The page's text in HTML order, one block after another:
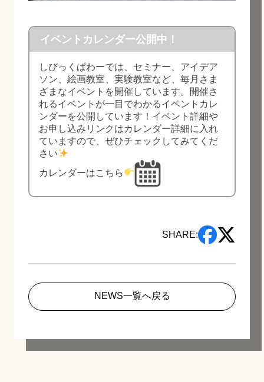
イベントカレンダー公開中！
しびっくぱわーでは、セミナー、アイデア
ソン、絵画教室、実験教室など、毎月さま
ざまなイベントを開催しています。開催さ
れるイベントが一目でわかるイベントカレ
ンダーを公開しています！イベント詳細や
お申し込みリンクはカレンダー詳細に入れ
ていますので、ぜひチェックしてみてくだ
さい
カレンダーはこちら
SHARE:
NEWS一覧へ戻る